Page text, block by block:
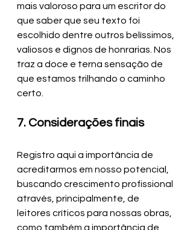
mais valoroso para um escritor do
que saber que seu texto foi
escolhido dentre outros belíssimos,
valiosos e dignos de honrarias. Nos
traz a doce e terna sensação de
que estamos trilhando o caminho
certo.
7. Considerações finais
Registro aqui a importância de
acreditarmos em nosso potencial,
buscando crescimento profissional
através, principalmente, de
leitores críticos para nossas obras,
como também a importância de